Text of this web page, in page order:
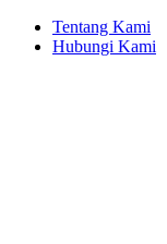
Tentang Kami
Hubungi Kami